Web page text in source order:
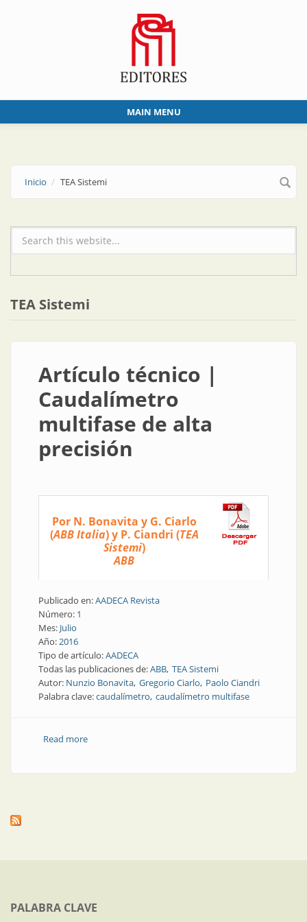
MAIN MENU
Inicio TEA Sistemi
Formulario de búsqueda
TEA Sistemi
Artículo técnico |
Caudalímetro
multifase de alta
precisión
Por N. Bonavita y G. Ciarlo
(ABB Italia) y P. Ciandri (TEA
Sistemi)
ABB
Publicado en:AADECA Revista
Número: 1
Mes: Julio
Año:2016
Tipo de artículo:AADECA
Todas las publicaciones de:ABB TEA Sistemi
Autor: Nunzio Bonavita Gregorio Ciarlo Paolo Ciandri
Palabra clave:caudalímetro caudalímetro multifase
Read moreabout Artículo técnico | Caudalímetro multifase de
PALABRA CLAVE